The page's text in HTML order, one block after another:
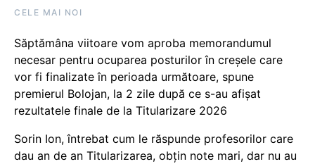
CELE MAI NOI
Săptămâna viitoare vom aproba memorandumul
necesar pentru ocuparea posturilor în creșele care
vor fi finalizate în perioada următoare, spune
premierul Bolojan, la 2 zile după ce s-au afișat
rezultatele finale de la Titularizare 2026
Sorin Ion, întrebat cum le răspunde profesorilor care
dau an de an Titularizarea, obțin note mari, dar nu au